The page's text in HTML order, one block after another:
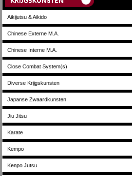
Aikijutsu & Aikido
Chinese Externe M.A.
Chinese Interne M.A.
Close Combat System(s)
Diverse Krijgskunsten
Japanse Zwaardkunsten
Jiu Jitsu
Karate
Kempo
Kenpo Jutsu